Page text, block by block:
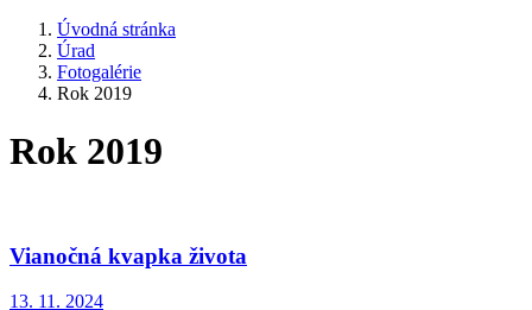
Úvodná stránka
Úrad
Fotogalérie
Rok 2019
Rok 2019
Vianočná kvapka života
13. 11. 2024